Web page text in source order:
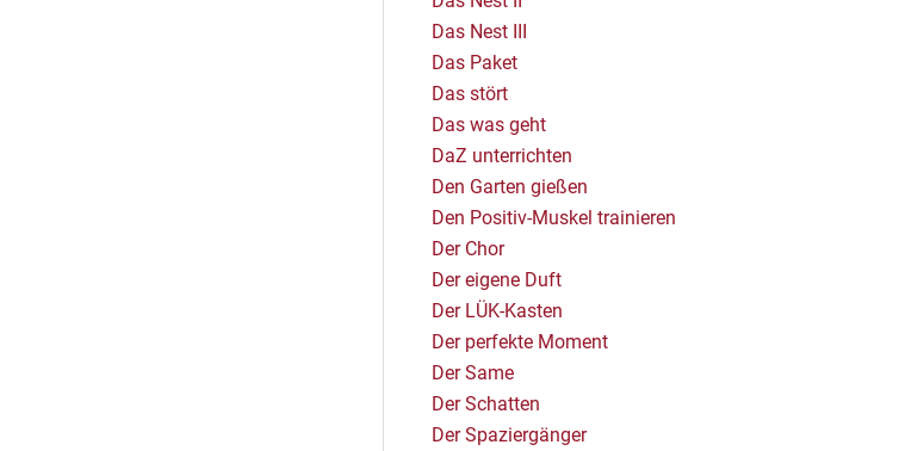
Das Nest III
Das Paket
Das stört
Das was geht
DaZ unterrichten
Den Garten gießen
Den Positiv-Muskel trainieren
Der Chor
Der eigene Duft
Der LÜK-Kasten
Der perfekte Moment
Der Same
Der Schatten
Der Spaziergänger